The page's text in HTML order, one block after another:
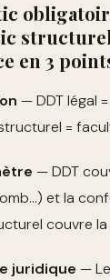
en 3
— DDT légal
=
— DDT
et la
couvre
juridique —